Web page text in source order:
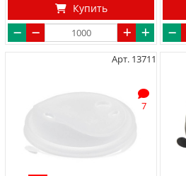
Купить
Арт. 13711
7